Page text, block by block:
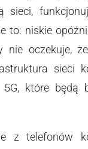
sieci,
to: niskie
nie oczekuje,
sieci
5G, które będą
z telefonów